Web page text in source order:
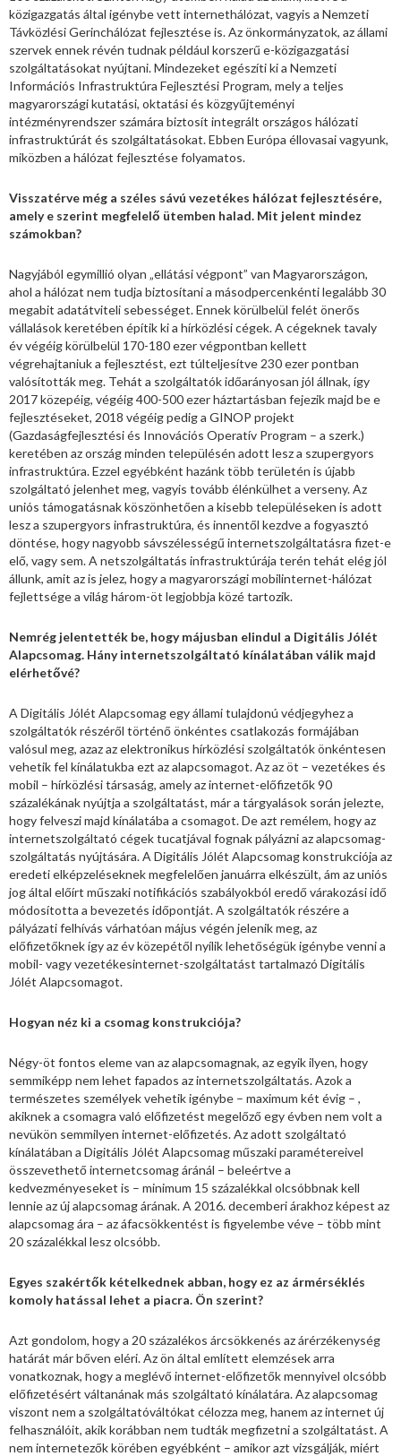
közigazgatás által igénybe vett internethálózat, vagyis a Nemzeti
Távközlési Gerinchálózat fejlesztése is. Az önkormányzatok, az állami
szervek ennek révén tudnak például korszerű e-közigazgatási
szolgáltatásokat nyújtani. Mindezeket egészíti ki a Nemzeti
Információs Infrastruktúra Fejlesztési Program, mely a teljes
magyarországi kutatási, oktatási és közgyűjteményi
intézményrendszer számára biztosít integrált országos hálózati
infrastruktúrát és szolgáltatásokat. Ebben Európa éllovasai vagyunk,
miközben a hálózat fejlesztése folyamatos.
Visszatérve még a széles sávú vezetékes hálózat fejlesztésére,
amely e szerint megfelelő ütemben halad. Mit jelent mindez
számokban?
Nagyjából egymillió olyan „ellátási végpont” van Magyarországon,
ahol a hálózat nem tudja biztosítani a másodpercenkénti legalább 30
megabit adatátviteli sebességet. Ennek körülbelül felét önerős
vállalások keretében építik ki a hírközlési cégek. A cégeknek tavaly
év végéig körülbelül 170-180 ezer végpontban kellett
végrehajtaniuk a fejlesztést, ezt túlteljesítve 230 ezer pontban
valósították meg. Tehát a szolgáltatók időarányosan jól állnak, így
2017 közepéig, végéig 400-500 ezer háztartásban fejezik majd be e
fejlesztéseket, 2018 végéig pedig a GINOP projekt
(Gazdaságfejlesztési és Innovációs Operatív Program – a szerk.)
keretében az ország minden településén adott lesz a szupergyors
infrastruktúra. Ezzel egyébként hazánk több területén is újabb
szolgáltató jelenhet meg, vagyis tovább élénkülhet a verseny. Az
uniós támogatásnak köszönhetően a kisebb településeken is adott
lesz a szupergyors infrastruktúra, és innentől kezdve a fogyasztó
döntése, hogy nagyobb sávszélességű internetszolgáltatásra fizet-e
elő, vagy sem. A netszolgáltatás infrastruktúrája terén tehát elég jól
állunk, amit az is jelez, hogy a magyarországi mobilinternet-hálózat
fejlettsége a világ három-öt legjobbja közé tartozik.
Nemrég jelentették be, hogy májusban elindul a Digitális Jólét
Alapcsomag. Hány internetszolgáltató kínálatában válik majd
elérhetővé?
A Digitális Jólét Alapcsomag egy állami tulajdonú védjegyhez a
szolgáltatók részéről történő önkéntes csatlakozás formájában
valósul meg, azaz az elektronikus hírközlési szolgáltatók önkéntesen
vehetik fel kínálatukba ezt az alapcsomagot. Az az öt – vezetékes és
mobil – hírközlési társaság, amely az internet-előfizetők 90
százalékának nyújtja a szolgáltatást, már a tárgyalások során jelezte,
hogy felveszi majd kínálatába a csomagot. De azt remélem, hogy az
internetszolgáltató cégek tucatjával fognak pályázni az alapcsomag-
szolgáltatás nyújtására. A Digitális Jólét Alapcsomag konstrukciója az
eredeti elképzeléseknek megfelelően januárra elkészült, ám az uniós
jog által előírt műszaki notifikációs szabályokból eredő várakozási idő
módosította a bevezetés időpontját. A szolgáltatók részére a
pályázati felhívás várhatóan május végén jelenik meg, az
előfizetőknek így az év közepétől nyílik lehetőségük igénybe venni a
mobil- vagy vezetékesinternet-szolgáltatást tartalmazó Digitális
Jólét Alapcsomagot.
Hogyan néz ki a csomag konstrukciója?
Négy-öt fontos eleme van az alapcsomagnak, az egyik ilyen, hogy
semmiképp nem lehet fapados az internetszolgáltatás. Azok a
természetes személyek vehetik igénybe – maximum két évig – ,
akiknek a csomagra való előfizetést megelőző egy évben nem volt a
nevükön semmilyen internet-előfizetés. Az adott szolgáltató
kínálatában a Digitális Jólét Alapcsomag műszaki paramétereivel
összevethető internetcsomag áránál – beleértve a
kedvezményeseket is – minimum 15 százalékkal olcsóbbnak kell
lennie az új alapcsomag árának. A 2016. decemberi árakhoz képest az
alapcsomag ára – az áfacsökkentést is figyelembe véve – több mint
20 százalékkal lesz olcsóbb.
Egyes szakértők kételkednek abban, hogy ez az ármérséklés
komoly hatással lehet a piacra. Ön szerint?
Azt gondolom, hogy a 20 százalékos árcsökkenés az árérzékenység
határát már bőven eléri. Az ön által említett elemzések arra
vonatkoznak, hogy a meglévő internet-előfizetők mennyivel olcsóbb
előfizetésért váltanának más szolgáltató kínálatára. Az alapcsomag
viszont nem a szolgáltatóváltókat célozza meg, hanem az internet új
felhasználóit, akik korábban nem tudták megfizetni a szolgáltatást. A
nem internetezők körében egyébként – amikor azt vizsgálják, miért